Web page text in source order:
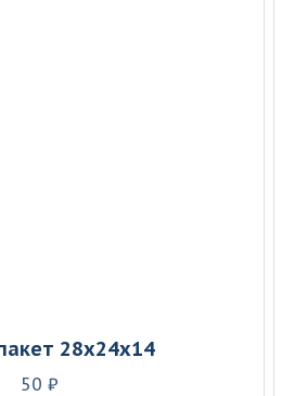
28х24х14
50 ₽